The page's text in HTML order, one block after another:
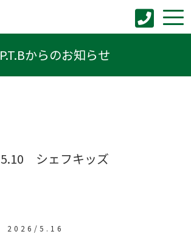
P.T.Bからのお知らせ
5.10 シェフキッズ
2026/5.16